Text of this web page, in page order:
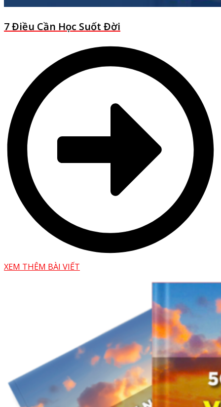
7 Điều Cần Học Suốt Đời
XEM THÊM BÀI VIẾT